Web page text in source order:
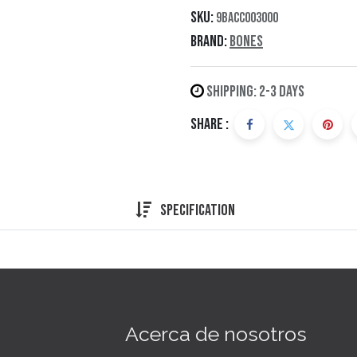
SKU:9BACC003000
Brand:Bones
Shipping: 2-3 Days
Share :
Specification
Acerca de nosotros